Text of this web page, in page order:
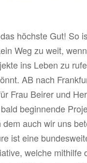
höchste Gut! So
Weg zu weit,
ins Leben zu
AB nach
Frau Beirer und
beginnende
auch wir uns
ist eine
welche mithilfe